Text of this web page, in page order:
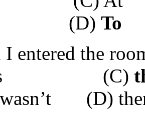
(D) To
I entered the
was (C)
wasn’t (D)